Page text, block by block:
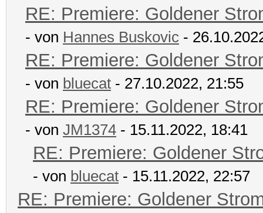
RE: Premiere: Goldener
- von Hannes Buskovic -
RE: Premiere: Goldener
- von bluecat - 27.10.2022, 21:55
RE: Premiere: Goldener
- von JM1374 - 15.11.2022, 18:41
RE: Premiere: Goldener
- von bluecat - 15.11.2022, 22:57
RE: Premiere: Goldener